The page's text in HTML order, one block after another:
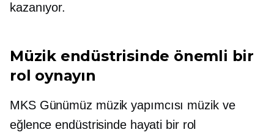
kazanıyor.
Müzik endüstrisinde önemli bir
rol oynayın
MKS Günümüz müzik yapımcısı müzik ve
eğlence endüstrisinde hayati bir rol